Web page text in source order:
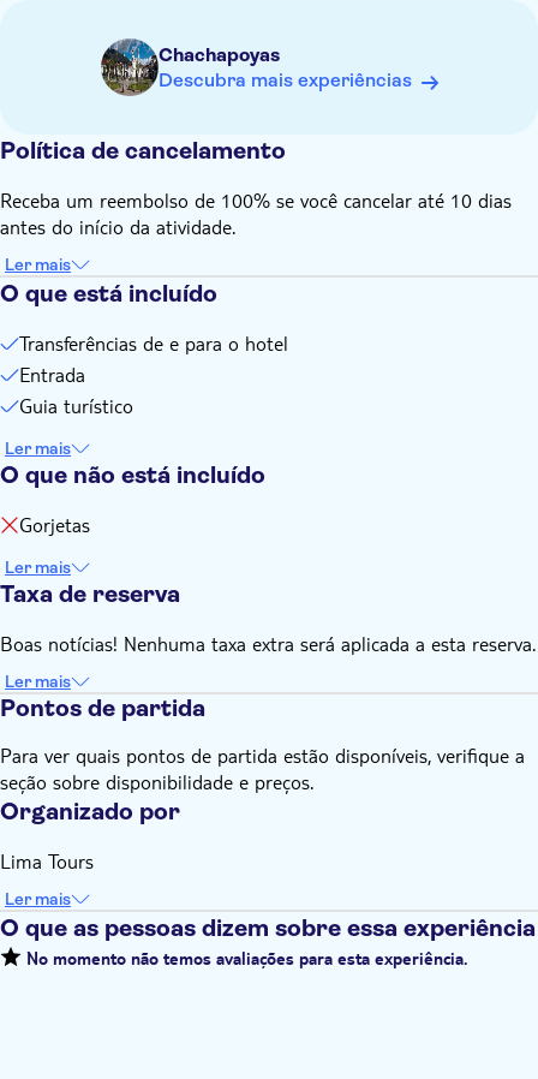
A entrada para os Sarcófagos de Karajía está incluída
Não é recomendado visitar durante os meses de janeiro,
locais turísticos não é garantido durante esses meses
crianças devem estar acompanhadas por adultos
Lembre-se de trazer:
Moeda local (sol peruano) para bebidas, lanches e gorjetas
Chachapoyas
Descubra mais experiências
Política de cancelamento
Receba um reembolso de 100% se você cancelar até 10 dias
antes do início da atividade.
Ler mais
O que está incluído
Transferências de e para o hotel
Entrada
Guia turístico
Ler mais
O que não está incluído
Gorjetas
Ler mais
Taxa de reserva
Boas notícias! Nenhuma taxa extra será aplicada a esta reserva.
Ler mais
Pontos de partida
Para ver quais pontos de partida estão disponíveis, verifique a
seção sobre disponibilidade e preços.
Organizado por
Lima Tours
Ler mais
O que as pessoas dizem sobre essa experiência
No momento não temos avaliações para esta experiência.